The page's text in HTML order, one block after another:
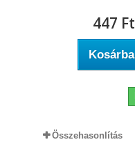
447 Ft‎
Kosárba
Összehasonlítás